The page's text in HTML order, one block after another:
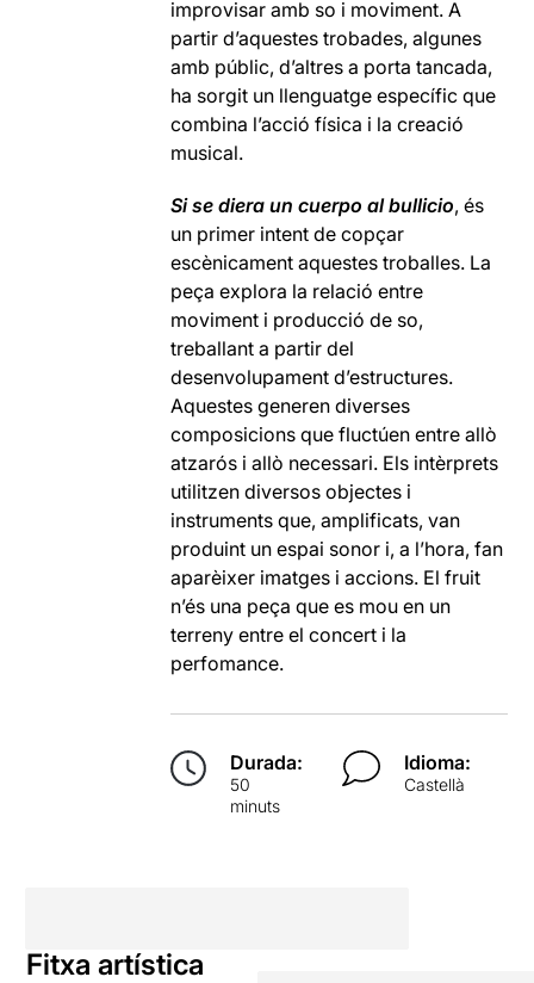
improvisar amb so i moviment. A
partir d’aquestes trobades, algunes
amb públic, d’altres a porta tancada,
ha sorgit un llenguatge específic que
combina l’acció física i la creació
musical.
Si se diera un cuerpo al bullicio, és
un primer intent de copçar
escènicament aquestes troballes. La
peça explora la relació entre
moviment i producció de so,
treballant a partir del
desenvolupament d’estructures.
Aquestes generen diverses
composicions que fluctúen entre allò
atzarós i allò necessari. Els intèrprets
utilitzen diversos objectes i
instruments que, amplificats, van
produint un espai sonor i, a l’hora, fan
aparèixer imatges i accions. El fruit
n’és una peça que es mou en un
terreny entre el concert i la
perfomance.
Durada:
50
minuts
Idioma:
Castellà
Fitxa artística